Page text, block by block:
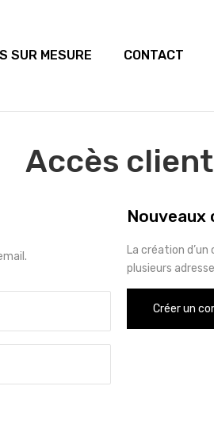
SUR MESURE CONTACT
Accès client
Nouveaux
La création
plusieurs
Créer un